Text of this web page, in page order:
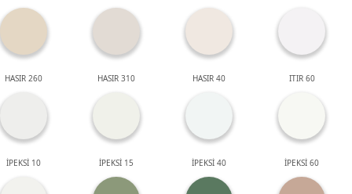
HASIR 260 HASIR 310 HASIR 40 ITIR 60
İPEKSİ 10 İPEKSİ 15 İPEKSİ 40 İPEKSİ 60